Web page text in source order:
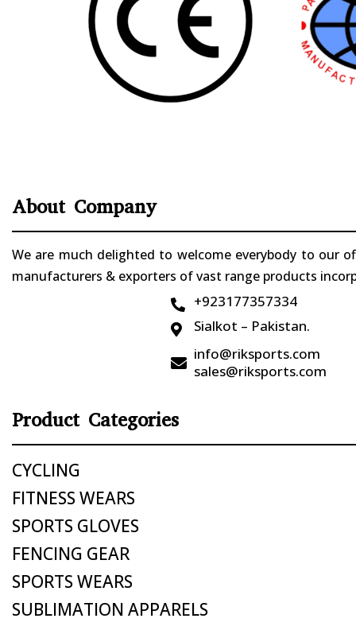
About Company
We are much delighted to welcome everybody to our
manufacturers & exporters of vast range products
 +923177357334
 Sialkot – Pakistan.

info@riksports.com
sales@riksports.com
Product Categories
CYCLING
FITNESS WEARS
SPORTS GLOVES
FENCING GEAR
SPORTS WEARS
SUBLIMATION APPARELS